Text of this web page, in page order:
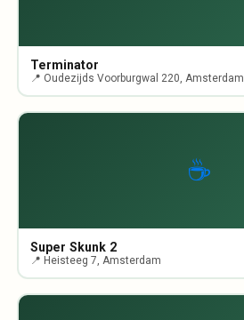
Terminator
📍 Oudezijds Voorburgwal 220, Amsterdam
☕
Super Skunk 2
📍 Heisteeg 7, Amsterdam